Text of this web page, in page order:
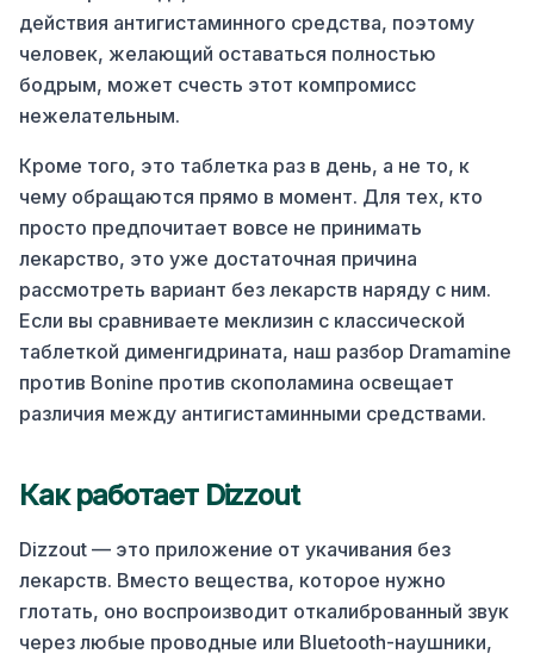
действия антигистаминного средства, поэтому
человек, желающий оставаться полностью
бодрым, может счесть этот компромисс
нежелательным.
Кроме того, это таблетка раз в день, а не то, к
чему обращаются прямо в момент. Для тех, кто
просто предпочитает вовсе не принимать
лекарство, это уже достаточная причина
рассмотреть вариант без лекарств наряду с ним.
Если вы сравниваете меклизин с классической
таблеткой дименгидрината, наш разбор Dramamine
против Bonine против скополамина освещает
различия между антигистаминными средствами.
Как работает Dizzout
Dizzout — это приложение от укачивания без
лекарств. Вместо вещества, которое нужно
глотать, оно воспроизводит откалиброванный звук
через любые проводные или Bluetooth-наушники,